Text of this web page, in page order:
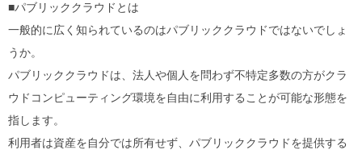
■パブリッククラウドとは
一般的に広く知られているのはパブリッククラウドではないでしょ
うか。
パブリッククラウドは、法人や個人を問わず不特定多数の方がクラ
ウドコンピューティング環境を自由に利用することが可能な形態を
指します。
利用者は資産を自分では所有せず、パブリッククラウドを提供する